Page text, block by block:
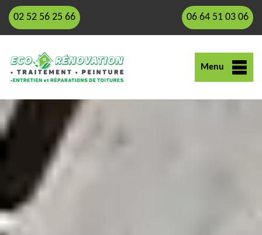
02 52 56 25 66 06 64 51 03 06
Menu